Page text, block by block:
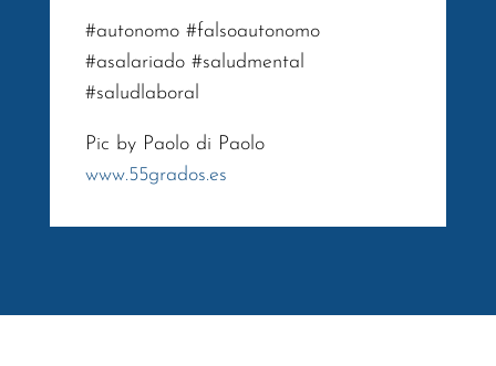
#autonomo #falsoautonomo
#asalariado #saludmental
#saludlaboral
Pic by Paolo di Paolo
www.55grados.es